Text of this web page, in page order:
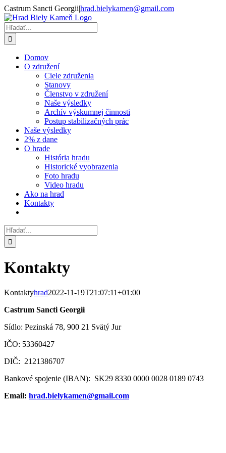
Skip
to
content
Castrum Sancti Georgii|hrad.bielykamen@gmail.com
Facebook
Hľadať:
Domov
O združení
Ciele združenia
Stanovy
Členstvo v združení
Naše výsledky
Archív výskumnej činnosti
Postup stabilizačných prác
Naše výsledky
2% z dane
O hrade
História hradu
Historické vyobrazenia
Foto hradu
Video hradu
Ako na hrad
Kontakty
Hľadať:
Kontakty
Kontaktyhrad2022-11-19T21:07:11+01:00
Castrum Sancti Georgii
Sídlo: Pezinská 78, 900 21 Svätý Jur
IČO: 53360427
DIČ: 2121386707
Bankové spojenie (IBAN): SK29 8330 0000 0028 0189 0743
Email: hrad.bielykamen@gmail.com